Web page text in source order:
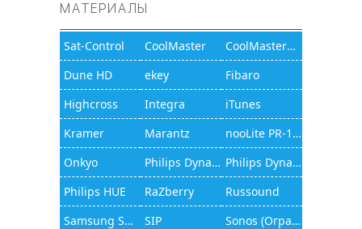
МАТЕРИАЛЫ
Sat-Control CoolMaster
CoolMasterNet
Dune HD
ekey
Fibaro
Highcross
Integra
iTunes
Kramer
Marantz
nooLite PR-1132
Onkyo
Philips Dynalite
Philips Dynalite (JAMware)
Philips HUE
RaZberry
Russound
Samsung Smart TV
SIP
Sonos (Ограниченный функционал)